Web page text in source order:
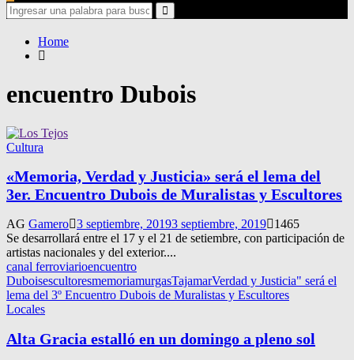
Search
for:
Search
Home
encuentro Dubois
Cultura
«Memoria, Verdad y Justicia» será el lema del
3er. Encuentro Dubois de Muralistas y Escultores
AG Gamero 3 septiembre, 20193 septiembre, 2019
1465
Se desarrollará entre el 17 y el 21 de setiembre, con participación de
artistas nacionales y del exterior....
canal ferroviarioencuentro
DuboisescultoresmemoriamurgasTajamarVerdad y Justicia" será el
lema del 3º Encuentro Dubois de Muralistas y Escultores
Locales
Alta Gracia estalló en un domingo a pleno sol